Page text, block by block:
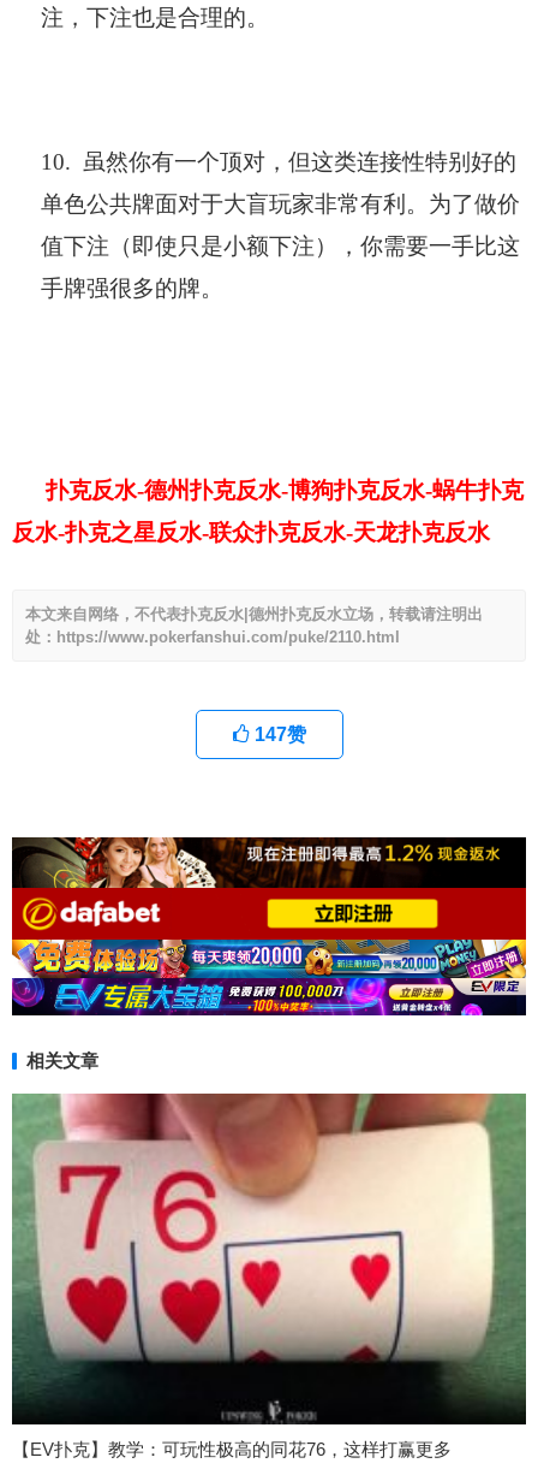
注，下注也是合理的。
10.
虽然你有一个顶对，但这类连接性特别好的
单色公共牌面对于大盲玩家非常有利。为了做价
值下注（即使只是小额下注），你需要一手比这
手牌强很多的牌。
扑克反水-德州扑克反水-博狗扑克反水-蜗牛扑克
反水-扑克之星反水-联众扑克反水-天龙扑克反水
本文来自网络，不代表扑克反水|德州扑克反水立场，转载请注明出
处：https://www.pokerfanshui.com/puke/2110.html
147赞
相关文章
【EV扑克】教学：可玩性极高的同花76，这样打赢更多